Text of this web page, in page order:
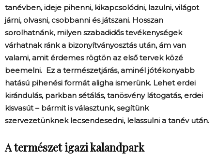
tanévben, ideje pihenni, kikapcsolódni, lazulni, világot
járni, olvasni, csobbanni és játszani. Hosszan
sorolhatnánk, milyen szabadidős tevékenységek
várhatnak ránk a bizonyítványosztás után, ám van
valami, amit érdemes rögtön az első tervek közé
beemelni. Ez a természetjárás, aminél jótékonyabb
hatású pihenési formát aligha ismerünk. Lehet erdei
kirándulás, parkban sétálás, tanösvény látogatás, erdei
kisvasút – bármit is választunk, segítünk
szervezetünknek lecsendesedni, lelassulni a tanév után.
A természet igazi kalandpark